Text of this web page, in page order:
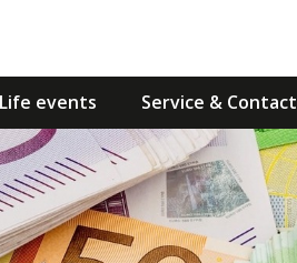
Life events Service & Contact